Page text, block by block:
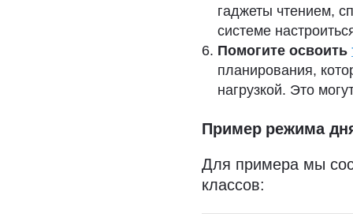
гаджеты чтением,
системе
Помогите освоить
планирования,
нагрузкой. Это
Пример режима
Для примера мы
классов: